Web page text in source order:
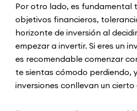
Por otro lado, es fundamental
objetivos financieros,
horizonte de inversión al
empezar a invertir. Si eres un
es recomendable comenzar
te sientas cómodo perdiendo,
inversiones conllevan un cierto